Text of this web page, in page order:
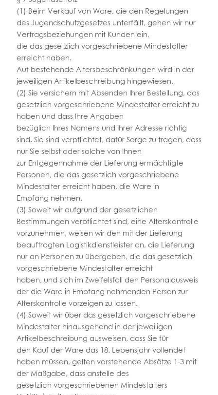
(1) Beim Verkauf von Ware, die den Regelungen
des Jugendschutzgesetzes unterfällt, gehen wir nur
Vertragsbeziehungen mit Kunden ein,
die das gesetzlich vorgeschriebene Mindestalter
erreicht haben.
Auf bestehende Altersbeschränkungen wird in der
jeweiligen Artikelbeschreibung hingewiesen.
(2) Sie versichern mit Absenden Ihrer Bestellung, das
gesetzlich vorgeschriebene Mindestalter erreicht zu
haben und dass Ihre Angaben
bezüglich Ihres Namens und Ihrer Adresse richtig
sind. Sie sind verpflichtet, dafür Sorge zu tragen, dass
nur Sie selbst oder solche von Ihnen
zur Entgegennahme der Lieferung ermächtigte
Personen, die das gesetzlich vorgeschriebene
Mindestalter erreicht haben, die Ware in
Empfang nehmen.
(3) Soweit wir aufgrund der gesetzlichen
Bestimmungen verpflichtet sind, eine Alterskontrolle
vorzunehmen, weisen wir den mit der Lieferung
beauftragten Logistikdienstleister an, die Lieferung
nur an Personen zu übergeben, die das gesetzlich
vorgeschriebene Mindestalter erreicht
haben, und sich im Zweifelsfall den Personalausweis
der die Ware in Empfang nehmenden Person zur
Alterskontrolle vorzeigen zu lassen.
(4) Soweit wir über das gesetzlich vorgeschriebene
Mindestalter hinausgehend in der jeweiligen
Artikelbeschreibung ausweisen, dass Sie für
den Kauf der Ware das 18. Lebensjahr vollendet
haben müssen, gelten vorstehende Absätze 1-3 mit
der Maßgabe, dass anstelle des
gesetzlich vorgeschriebenen Mindestalters